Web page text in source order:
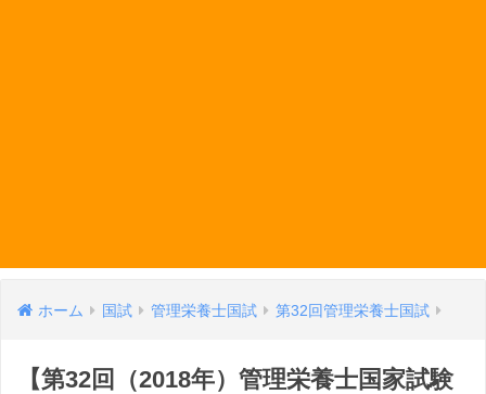
ホーム 国試 管理栄養士国試 第32回管理栄養士国試
【第32回（2018年）管理栄養士国家試験